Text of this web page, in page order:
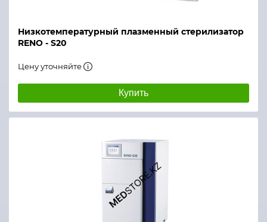
Низкотемпературный плазменный стерилизатор
RENO - S20
Цену уточняйте
Купить